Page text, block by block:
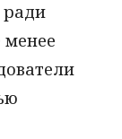
ради
менее